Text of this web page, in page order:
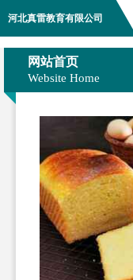
河北真雷教育有限公司
网站首页
Website Home